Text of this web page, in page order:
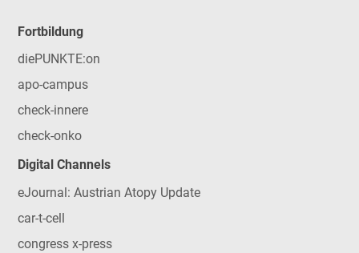
Fortbildung
diePUNKTE:on
apo-campus
check-innere
check-onko
Digital Channels
eJournal: Austrian Atopy Update
car-t-cell
congress x-press